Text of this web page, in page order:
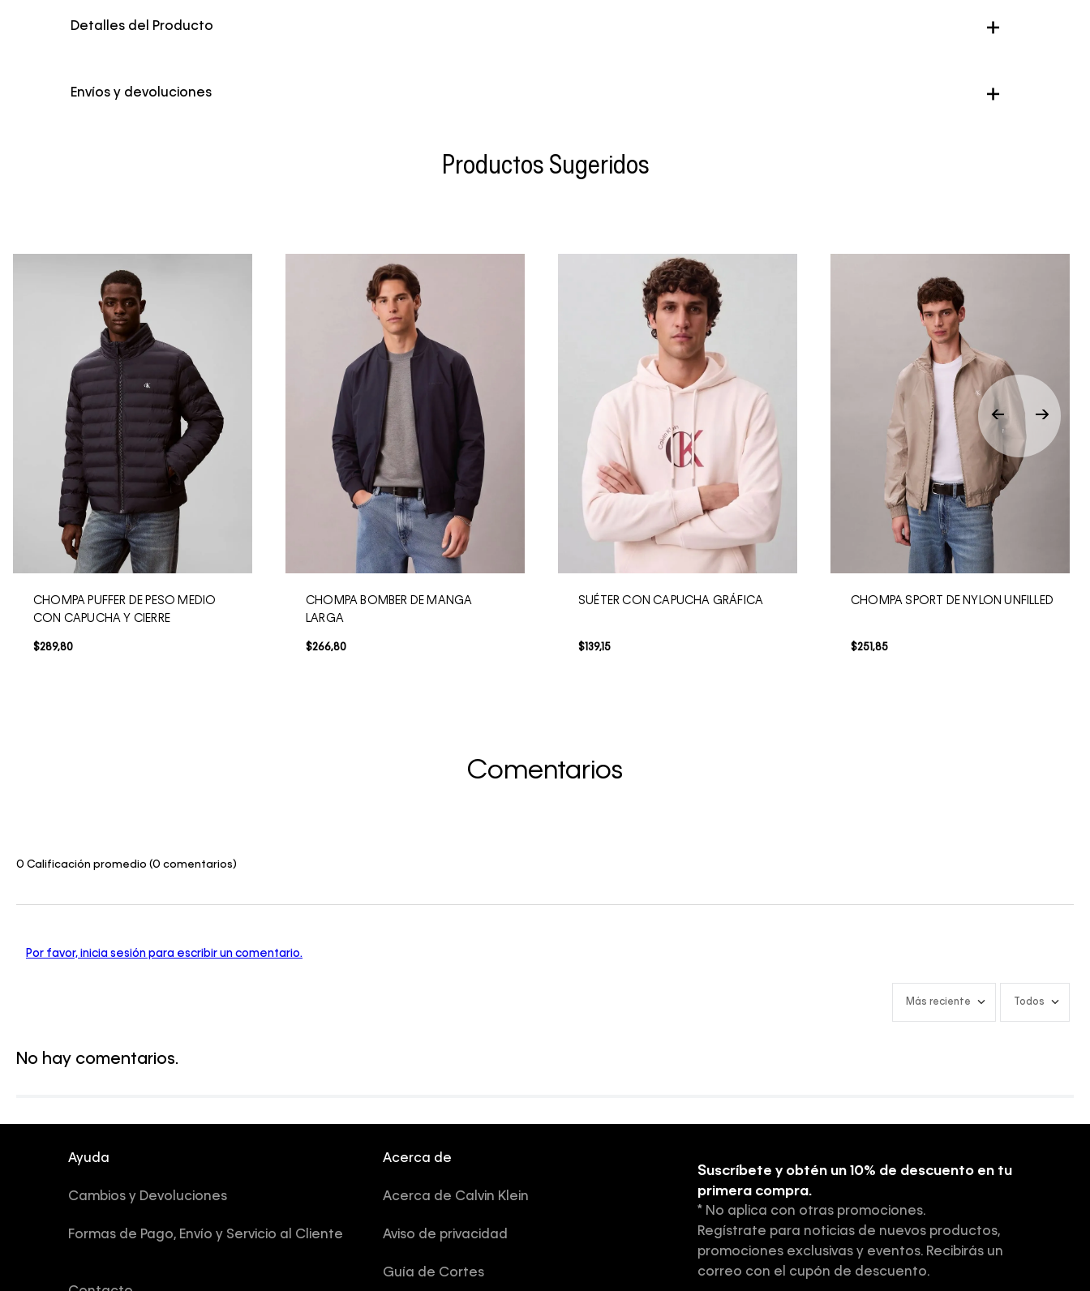
Detalles del Producto
Color Multicolor
Envíos y devoluciones
Productos Sugeridos
CHOMPA PUFFER DE PESO MEDIO
CON CAPUCHA Y CIERRE
$289,80
CHOMPA BOMBER DE MANGA
LARGA
$266,80
SUÉTER CON CAPUCHA GRÁFICA
$139,15
CHOMPA SPORT DE NYLON UNFILLED
$251,85
Comentarios
0 Calificación promedio (0 comentarios)
Por favor, inicia sesión para escribir un comentario.
Más reciente Todos
No hay comentarios.
Ayuda
Cambios y Devoluciones
Formas de Pago, Envío y Servicio al Cliente
Acerca de
Acerca de Calvin Klein
Aviso de privacidad
Guía de Cortes
Suscríbete y obtén un 10% de descuento en tu
primera compra.
* No aplica con otras promociones.
Regístrate para noticias de nuevos productos,
promociones exclusivas y eventos. Recibirás un
correo con el cupón de descuento.